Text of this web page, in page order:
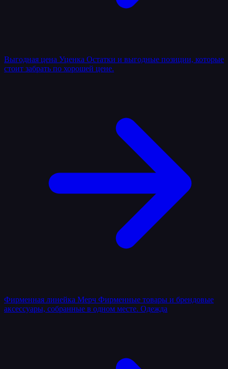
Выгодная цена Уценка Остатки и выгодные позиции, которые
стоит забрать по хорошей цене.
Фирменная линейка Мерч Фирменные товары и брендовые
аксессуары, собранные в одном месте. Одежда